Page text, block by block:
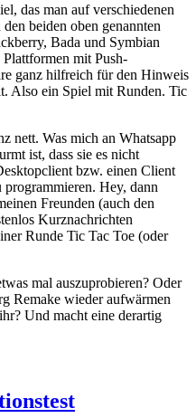
das man auf verschiedenen
beiden oben genannten
Bada und Symbian
mit Push-
ganz hilfreich für den Hinweis
Also ein Spiel mit Runden. Tic
nett. Was mich an Whatsapp
ist, dass sie es nicht
bzw. einen Client
Hey, dann
Freunden (auch den
Kurznachrichten
Runde Tic Tac Toe (oder
mal auszuprobieren? Oder
Remake wieder aufwärmen
Und macht eine derartig